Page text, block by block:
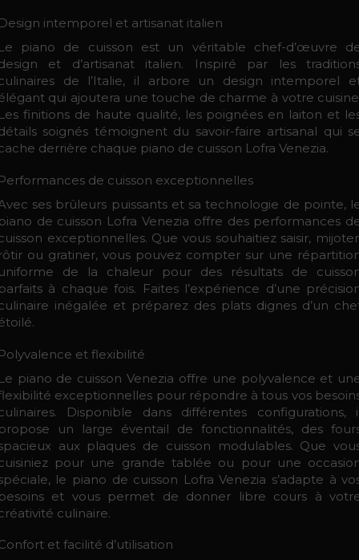
intemporel et artisanat italien
piano de cuisson est un véritable chef-d’œuvre
et d’artisanat italien. Inspiré par les
de l’Italie, il arbore un design intemporel
qui ajoutera une touche de charme à votre
finitions de haute qualité, les poignées en laiton et
soignés témoignent du savoir-faire artisanal qui
derrière chaque piano de cuisson Lofra Venezia.
de cuisson exceptionnelles
ses brûleurs puissants et sa technologie de pointe,
de cuisson Lofra Venezia offre des performances
exceptionnelles. Que vous souhaitiez saisir,
ou gratiner, vous pouvez compter sur une
de la chaleur pour des résultats de
à chaque fois. Faites l’expérience d’une
inégalée et préparez des plats dignes d’un
et flexibilité
piano de cuisson Venezia offre une polyvalence et
exceptionnelles pour répondre à tous vos
Disponible dans différentes configurations,
un large éventail de fonctionnalités, des
aux plaques de cuisson modulables. Que
pour une grande tablée ou pour une
le piano de cuisson Lofra Venezia s’adapte à
et vous permet de donner libre cours à
culinaire.
et facilité d’utilisation